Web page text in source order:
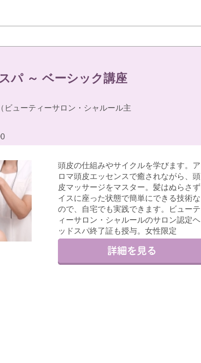
パ ～ ベーシック講座
（ビューティーサロン・シャルール主
頭皮の仕組みやサイクルを学びます。ア
ロマ頭皮エッセンスで癒されながら、頭
皮マッサージをマスター。髪はぬらさず
イスに座った状態で簡単にできる技術な
ので、自宅でも実践できます。ビューテ
ィーサロン・シャルールのサロン認定ヘ
ッドスパ終了証も授与。女性限定